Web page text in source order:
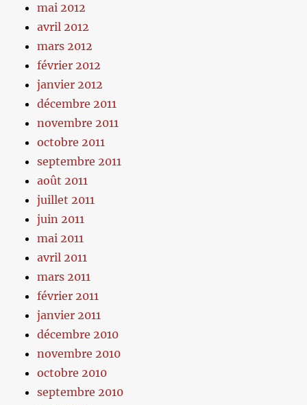
mai 2012
avril 2012
mars 2012
février 2012
janvier 2012
décembre 2011
novembre 2011
octobre 2011
septembre 2011
août 2011
juillet 2011
juin 2011
mai 2011
avril 2011
mars 2011
février 2011
janvier 2011
décembre 2010
novembre 2010
octobre 2010
septembre 2010